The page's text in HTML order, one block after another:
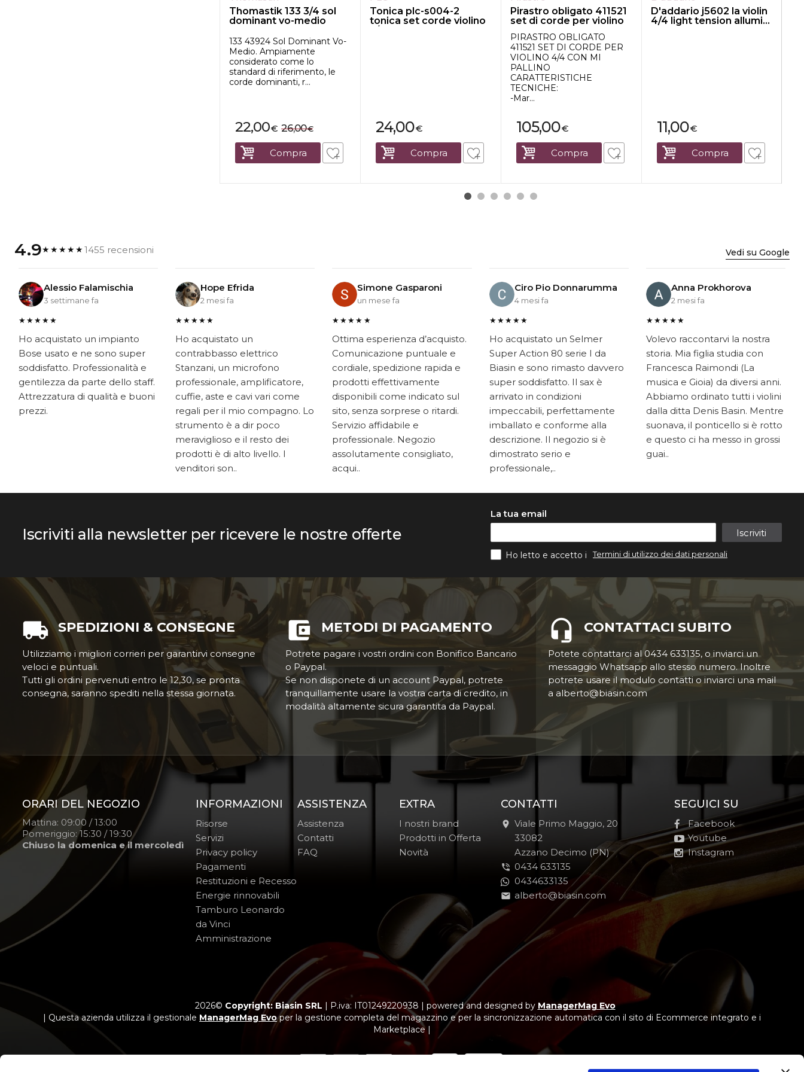
Thomastik 133 3/4 sol
dominant vo-medio
133 43924 Sol Dominant Vo-
Medio. Ampiamente
considerato come lo
standard di riferimento, le
corde dominanti, r...
€
22,00 €
26,00
Compra
Tonica plc-s004-2
tonica set corde violino
3/4
€
24,00
Compra
Pirastro obligato 411521
set di corde per violino
PIRASTRO OBLIGATO
411521 SET DI CORDE PER
VIOLINO 4/4 CON MI
PALLINO
CARATTERISTICHE
TECNICHE:
-Mar...
€
105,00
Compra
D'addario j5602 la violin
4/4 light tension allumi...
€
11,00
Compra
4.9★★★★★1455 recensioni Vedi su Google
Alessio Falamischia
3 settimane fa
★★★★★
Ho acquistato un impianto
Bose usato e ne sono super
soddisfatto. Professionalità e
gentilezza da parte dello staff.
Attrezzatura di qualità e buoni
prezzi.
Hope Efrida
2 mesi fa
★★★★★
Ho acquistato un
contrabbasso elettrico
Stanzani, un microfono
professionale, amplificatore,
cuffie, aste e cavi vari come
regali per il mio compagno. Lo
strumento è a dir poco
meraviglioso e il resto dei
prodotti è di alto livello. I
venditori son..
Simone Gasparoni
un mese fa
★★★★★
Ottima esperienza d’acquisto.
Comunicazione puntuale e
cordiale, spedizione rapida e
prodotti effettivamente
disponibili come indicato sul
sito, senza sorprese o ritardi.
Servizio affidabile e
professionale. Negozio
assolutamente consigliato,
acqui..
Ciro Pio Donnarumma
4 mesi fa
★★★★★
Ho acquistato un Selmer
Super Action 80 serie I da
Biasin e sono rimasto davvero
super soddisfatto. Il sax è
arrivato in condizioni
impeccabili, perfettamente
imballato e conforme alla
descrizione. Il negozio si è
dimostrato serio e
professionale,..
Anna Prokhorova
2 mesi fa
★★★★★
Volevo raccontarvi la nostra
storia. Mia figlia studia con
Francesca Raimondi (La
musica e Gioia) da diversi anni.
Abbiamo ordinato tutti i violini
dalla ditta Denis Basin. Mentre
suonava, il ponticello si è rotto
e questo ci ha messo in grossi
guai..
Iscriviti alla newsletter per ricevere le nostre offerte
La tua email
Iscriviti
Ho letto e accetto i Termini di utilizzo dei dati personali
SPEDIZIONI & CONSEGNE
Utilizziamo i migliori corrieri per garantirvi consegne
veloci e puntuali.
Tutti gli ordini pervenuti entro le 12,30, se pronta
consegna, saranno spediti nella stessa giornata.
METODI DI PAGAMENTO
Potrete pagare i vostri ordini con Bonifico Bancario
o Paypal.
Se non disponete di un account Paypal, potrete
tranquillamente usare la vostra carta di credito, in
modalità altamente sicura garantita da Paypal.
CONTATTACI SUBITO
Potete contattarci al 0434 633135, o inviarci un
messaggio Whatsapp allo stesso numero. Inoltre
potrete usare il modulo contatti o inviarci una mail
a alberto@biasin.com
ORARI DEL NEGOZIO
Mattina: 09:00 / 13:00
Pomeriggio: 15:30 / 19:30
Chiuso la domenica e il mercoledì
INFORMAZIONI
Risorse
Servizi
Privacy policy
Pagamenti
Restituzioni e Recesso
Energie rinnovabili
Tamburo Leonardo
da Vinci
Amministrazione
ASSISTENZA
Assistenza
Contatti
FAQ
EXTRA
I nostri brand
Prodotti in Offerta
Novità
CONTATTI
Viale Primo Maggio, 20
-
33082
-
Azzano Decimo (PN)
0434 633135
0434633135
alberto@biasin.com
SEGUICI SU
Facebook
Youtube
Instagram
2026© Copyright: Biasin SRL | P.iva: IT01249220938 | powered and designed by ManagerMag Evo
| Questa azienda utilizza il gestionale ManagerMag Evoper la gestione completa del magazzino e per la sincronizzazione automatica con il sito di Ecommerce integrato e i
Marketplace |